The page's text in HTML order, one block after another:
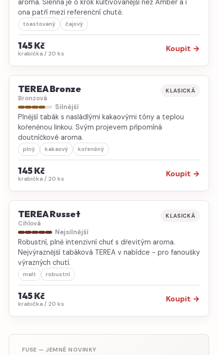
aroma. Sienna je o krok kultivovanější než Amber a i
ona patří mezi referenční chutě.
toastovaný čajový
145 Kč
krabička / 20 ks
Koupit →
TEREA Bronze
Bronzová
KLASICKÁ
Silnější
Plnější tabák s nasládlými kakaovými tóny a teplou
kořeněnou linkou. Svým projevem připomíná
doutníčkové aroma.
plný kakaový kořeněný
145 Kč
krabička / 20 ks
Koupit →
TEREA Russet
Cihlová
KLASICKÁ
Nejsilnější
Robustní, plně intenzivní chuť s dřevitým aroma.
Nejvýraznější tabáková TEREA v nabídce - pro fanoušky
výrazných chutí.
malt robustní
145 Kč
krabička / 20 ks
Koupit →
FUSE — JEMNÉ NOVINKY